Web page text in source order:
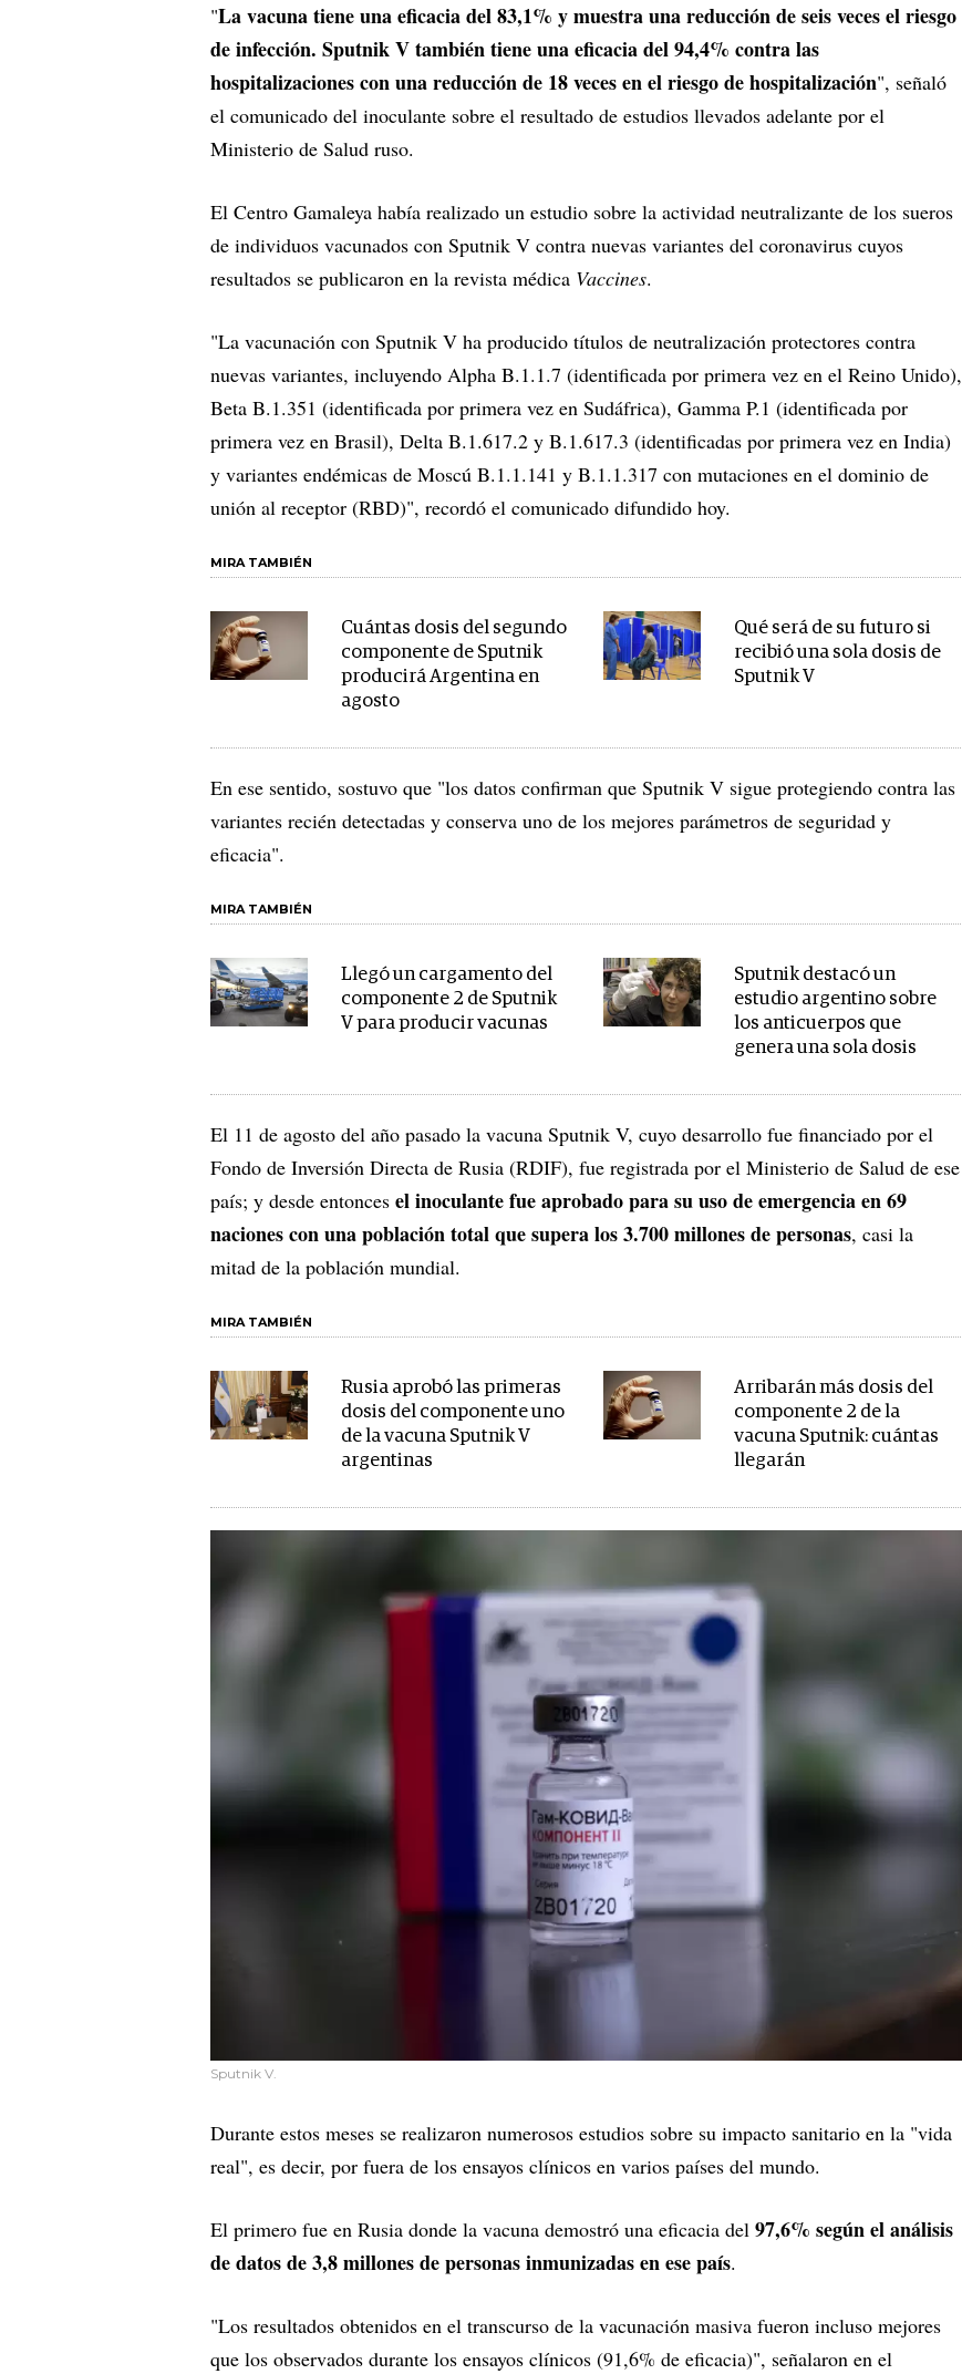
"La vacuna tiene una eficacia del 83,1% y muestra una reducción de seis veces el riesgo
de infección. Sputnik V también tiene una eficacia del 94,4% contra las
hospitalizaciones con una reducción de 18 veces en el riesgo de hospitalización", señaló
el comunicado del inoculante sobre el resultado de estudios llevados adelante por el
Ministerio de Salud ruso.
El Centro Gamaleya había realizado un estudio sobre la actividad neutralizante de los sueros
de individuos vacunados con Sputnik V contra nuevas variantes del coronavirus cuyos
resultados se publicaron en la revista médica Vaccines.
"La vacunación con Sputnik V ha producido títulos de neutralización protectores contra
nuevas variantes, incluyendo Alpha B.1.1.7 (identificada por primera vez en el Reino Unido),
Beta B.1.351 (identificada por primera vez en Sudáfrica), Gamma P.1 (identificada por
primera vez en Brasil), Delta B.1.617.2 y B.1.617.3 (identificadas por primera vez en India)
y variantes endémicas de Moscú B.1.1.141 y B.1.1.317 con mutaciones en el dominio de
unión al receptor (RBD)", recordó el comunicado difundido hoy.
MIRA TAMBIÉN
Cuántas dosis del segundo
componente de Sputnik
producirá Argentina en
agosto
Qué será de su futuro si
recibió una sola dosis de
Sputnik V
En ese sentido, sostuvo que "los datos confirman que Sputnik V sigue protegiendo contra las
variantes recién detectadas y conserva uno de los mejores parámetros de seguridad y
eficacia".
MIRA TAMBIÉN
Llegó un cargamento del
componente 2 de Sputnik
V para producir vacunas
Sputnik destacó un
estudio argentino sobre
los anticuerpos que
genera una sola dosis
El 11 de agosto del año pasado la vacuna Sputnik V, cuyo desarrollo fue financiado por el
Fondo de Inversión Directa de Rusia (RDIF), fue registrada por el Ministerio de Salud de ese
país; y desde entonces el inoculante fue aprobado para su uso de emergencia en 69
naciones con una población total que supera los 3.700 millones de personas, casi la
mitad de la población mundial.
MIRA TAMBIÉN
Rusia aprobó las primeras
dosis del componente uno
de la vacuna Sputnik V
argentinas
Arribarán más dosis del
componente 2 de la
vacuna Sputnik: cuántas
llegarán
Sputnik V.
Durante estos meses se realizaron numerosos estudios sobre su impacto sanitario en la "vida
real", es decir, por fuera de los ensayos clínicos en varios países del mundo.
El primero fue en Rusia donde la vacuna demostró una eficacia del 97,6% según el análisis
de datos de 3,8 millones de personas inmunizadas en ese país.
"Los resultados obtenidos en el transcurso de la vacunación masiva fueron incluso mejores
que los observados durante los ensayos clínicos (91,6% de eficacia)", señalaron en el